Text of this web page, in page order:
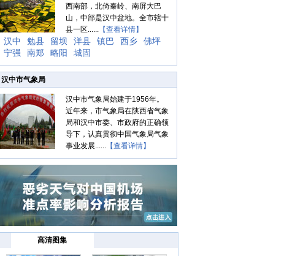
西南部，北倚秦岭、南屏大巴
山，中部是汉中盆地。全市辖十
县一区...... 【查看详情】
汉中 勉县 留坝 洋县 镇巴 西乡
佛坪
宁强
南郑 略阳 城固
汉中市气象局
汉中市气象局始建于1956年。
近年来，市气象局在陕西省气象
局和汉中市委、市政府的正确领
导下，认真贯彻中国气象局气象
事业发展...... 【查看详情】
高清图集